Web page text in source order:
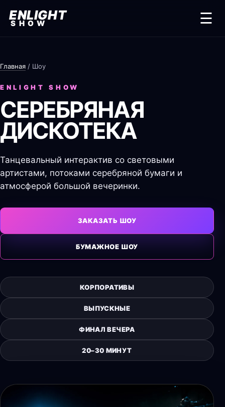
ENLIGHT
SHOW ☰
Главная / Шоу
ENLIGHT SHOW
СЕРЕБРЯНАЯ
ДИСКОТЕКА
Танцевальный интерактив со световыми
артистами, потоками серебряной бумаги и
атмосферой большой вечеринки.
ЗАКАЗАТЬ ШОУ
БУМАЖНОЕ ШОУ
КОРПОРАТИВЫ
ВЫПУСКНЫЕ
ФИНАЛ ВЕЧЕРА
20–30 МИНУТ